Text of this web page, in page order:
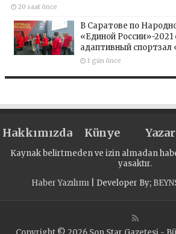
20 saat önce
В Саратове по
«Единой России»-
адаптивный
1 gün önce
Hakkımızda Künye
Kaynak belirtmeden ve izin almadan
yasaktır.
Haber Yazılımı| Developer By;